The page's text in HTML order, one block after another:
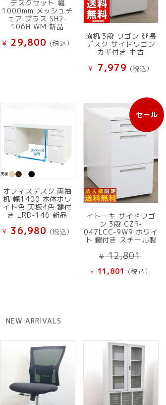
デスクセット 幅
1000mm メッシュチ
ェア プラス SH2-
106H WM 新品
¥ 29,800 (税込）
脇机 3段 ワゴン 延長
デスク サイドワゴン
カギ付き 中古
¥ 7,979 (税込）
オフィスデスク 両袖
机 幅1400 本体ホワ
イト色 天板4色 鍵付
き LRD-146 新品
¥ 36,980 (税込）
セール
販
売
中
品
イトーキ サイドワゴ
ン 3段 CZR-
047LCC-9W9 ホワイ
ト 鍵付き スチール製
¥12,801
の
価
た。
¥ 11,801 現
で
す。
(税込）
NEW ARRIVALS